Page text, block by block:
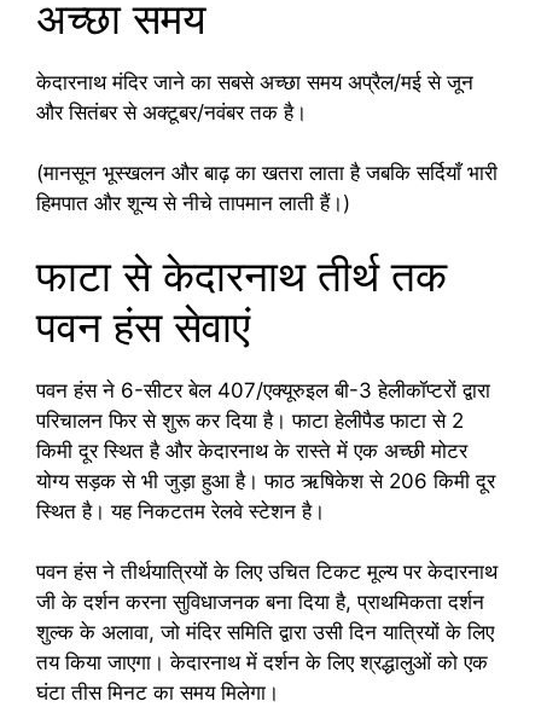
अच्छा समय
केदारनाथ मंदिर जाने का सबसे अच्छा समय अप्रैल/मई से जून
और सितंबर से अक्टूबर/नवंबर तक है।
(मानसून भूस्खलन और बाढ़ का खतरा लाता है जबकि सर्दियाँ भारी
हिमपात और शून्य से नीचे तापमान लाती हैं।)
फाटा से केदारनाथ तीर्थ तक
पवन हंस सेवाएं
पवन हंस ने 6-सीटर बेल 407/एक्यूरुइल बी-3 हेलीकॉप्टरों द्वारा
परिचालन फिर से शुरू कर दिया है। फाटा हेलीपैड फाटा से 2
किमी दूर स्थित है और केदारनाथ के रास्ते में एक अच्छी मोटर
योग्य सड़क से भी जुड़ा हुआ है। फाठ ऋषिकेश से 206 किमी दूर
स्थित है। यह निकटतम रेलवे स्टेशन है।
पवन हंस ने तीर्थयात्रियों के लिए उचित टिकट मूल्य पर केदारनाथ
जी के दर्शन करना सुविधाजनक बना दिया है, प्राथमिकता दर्शन
शुल्क के अलावा, जो मंदिर समिति द्वारा उसी दिन यात्रियों के लिए
तय किया जाएगा। केदारनाथ में दर्शन के लिए श्रद्धालुओं को एक
घंटा तीस मिनट का समय मिलेगा।